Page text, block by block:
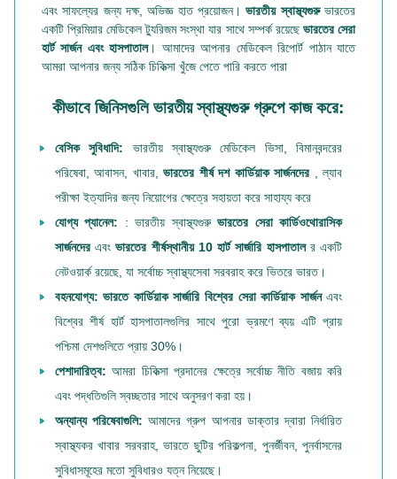
এবং সাফল্যের জন্য দক্ষ, অভিজ্ঞ হাত প্রয়োজন।ভারতীয় স্বাস্থ্যগুরুভারতের
একটি প্রিমিয়ার মেডিকেল ট্যুরিজম সংস্থা যার সাথে সম্পর্ক রয়েছেভারতের সেরা
হার্ট সার্জন এবং হাসপাতাল। আমাদের আপনার মেডিকেল রিপোর্ট পাঠান যাতে
আমরা আপনার জন্য সঠিক চিকিত্সা খুঁজে পেতে পারি করতে পারা
কীভাবে জিনিসগুলি ভারতীয় স্বাস্থ্যগুরু গ্রুপে কাজ করে:
বেসিক সুবিধাদি: ভারতীয় স্বাস্থ্যগুরু মেডিকেল ভিসা, বিমানবন্দরের
পরিষেবা, আবাসন, খাবার,ভারতের শীর্ষ দশ কার্ডিয়াক সার্জনদের , ল্যাব
পরীক্ষা ইত্যাদির জন্য নিয়োগের ক্ষেত্রে সহায়তা করে সাহায্য করে
যোগ্য প্যানেল: : ভারতীয় স্বাস্থ্যগুরুভারতের সেরা কার্ডিওথোরাসিক
সার্জনদেরএবংভারতের শীর্ষস্থানীয় 10 হার্ট সার্জারি হাসপাতালর একটি
নেটওয়ার্ক রয়েছে, যা সর্বোচ্চ স্বাস্থ্যসেবা সরবরাহ করে ভিতরে ভারত।
বহনযোগ্য:ভারতে কার্ডিয়াক সার্জারিবিশ্বের সেরা কার্ডিয়াক সার্জনএবং
বিশ্বের শীর্ষ হার্ট হাসপাতালগুলির সাথে পুরো ভ্রমণে ব্যয় এটি প্রায়
পশ্চিমা দেশগুলিতে প্রায় 30%।
পেশাদারিত্ব:আমরা চিকিত্সা প্রদানের ক্ষেত্রে সর্বোচ্চ নীতি বজায় করি
এবং পদ্ধতিগুলি স্বচ্ছতার সাথে অনুসরণ করা হয়।
অন্যান্য পরিষেবাগুলি:আমাদের গ্রুপ আপনার ডাক্তার দ্বারা নির্ধারিত
স্বাস্থ্যকর খাবার সরবরাহ, ভারতে ছুটির পরিকল্পনা, পুনর্জীবন, পুনর্বাসনের
সুবিধাসমূহের মতো সুবিধারও যত্ন নিয়েছে।